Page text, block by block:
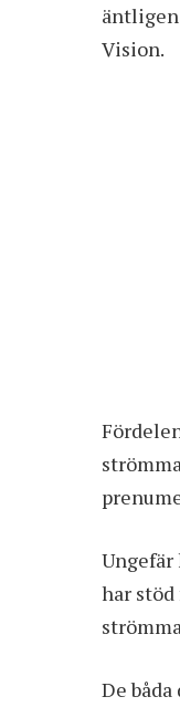
Vision.
Ungefär
har
De